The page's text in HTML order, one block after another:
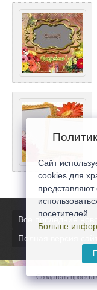
Все последние
Полная версия
Создатель
Сайт
cookies для
посетителей...
Больше